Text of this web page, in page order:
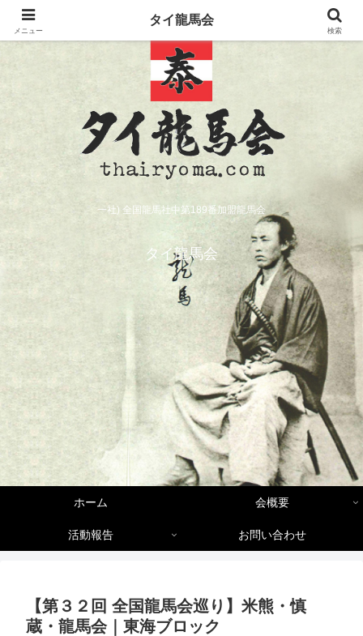
一社) 全国龍馬社中第189番加盟龍馬会
タイ龍馬会
ホーム 会概要
活動報告 お問い合わせ
【第３２回 全国龍馬会巡り】米熊・慎
蔵・龍馬会｜東海ブロック
メニュー
タイ龍馬会
検索